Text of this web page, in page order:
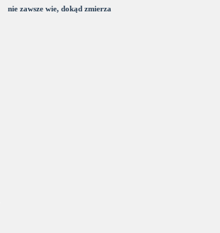
nie zawsze wie, dokąd zmierza